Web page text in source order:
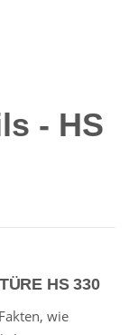
- HS
HS 330
wie